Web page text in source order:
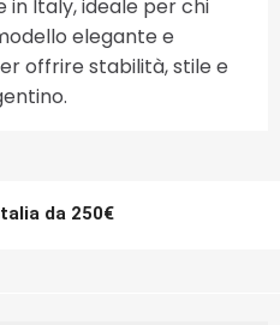
Italy, ideale per chi
elegante e
offrire stabilità, stile e
da 250€